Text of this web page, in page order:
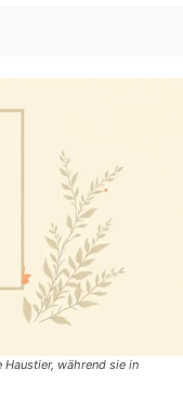
während sie in